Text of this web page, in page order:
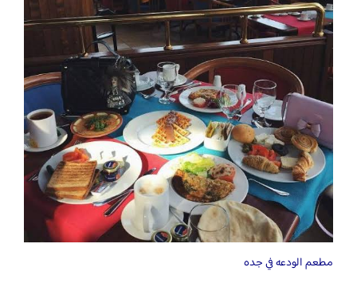
مطعم الودعه في جده